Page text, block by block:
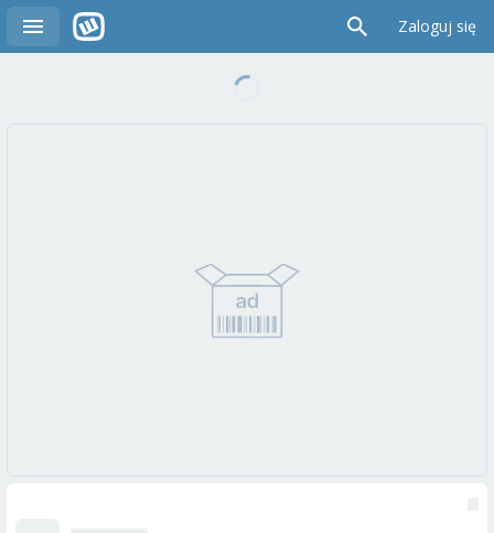
Zaloguj się